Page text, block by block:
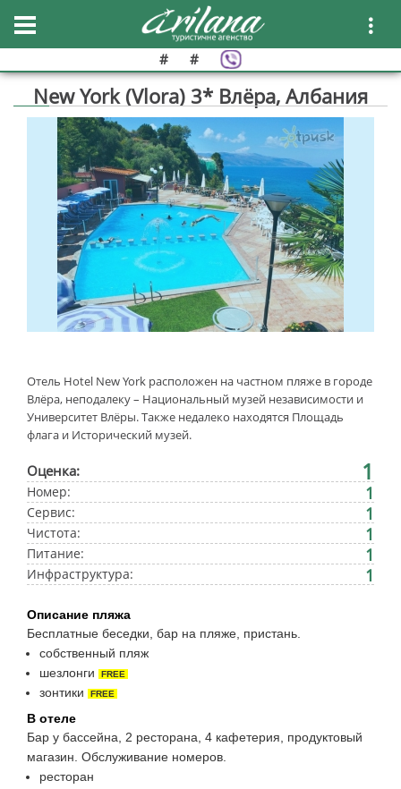
# #
New York (Vlora) 3* Влёра, Албания
Отель Hotel New York расположен на частном пляже в городе
Влёра, неподалеку – Национальный музей независимости и
Университет Влёры. Также недалеко находятся Площадь
флага и Исторический музей.
Оценка: 1
Номер: 1
Сервис: 1
Чистота: 1
Питание: 1
Инфраструктура: 1
Описание пляжа
Бесплатные беседки, бар на пляже, пристань.
собственный пляж
шезлонги
FREE
зонтики FREE
В отеле
Бар у бассейна, 2 ресторана, 4 кафетерия, продуктовый
магазин. Обслуживание номеров.
ресторан